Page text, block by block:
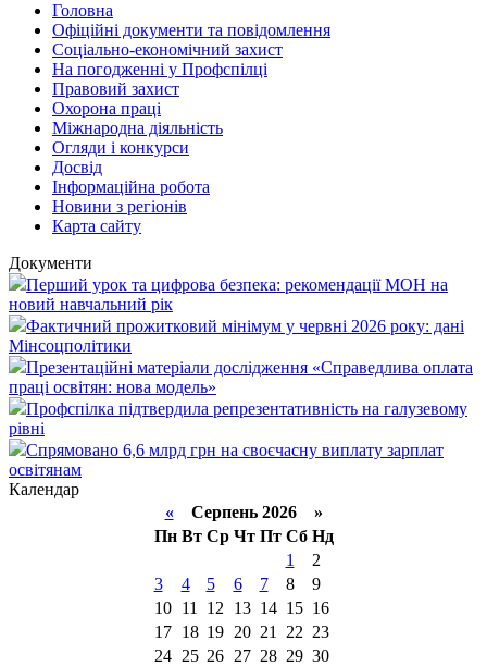
Головна
Офіційні документи та повідомлення
Соціально-економічний захист
На погодженні у Профспілці
Правовий захист
Охорона праці
Міжнародна діяльність
Огляди і конкурси
Досвід
Інформаційна робота
Новини з регіонів
Карта сайту
Документи
Перший урок та цифрова безпека: рекомендації МОН на
новий навчальний рік
Фактичний прожитковий мінімум у червні 2026 року: дані
Мінсоцполітики
Презентаційні матеріали дослідження «Справедлива оплата
праці освітян: нова модель»
Профспілка підтвердила репрезентативність на галузевому
рівні
Спрямовано 6,6 млрд грн на своєчасну виплату зарплат
освітянам
Календар
«Серпень 2026 »
Пн Вт Ср Чт Пт Сб Нд
1
2
3
4 5 6 7 8
9
10
11 12 13 14 15 16
17
18 19 20 21 22 23
24
25 26 27 28 29 30